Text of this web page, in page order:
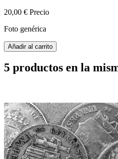
20,00 € Precio
Foto genérica
Añadir al carrito
5 productos en la